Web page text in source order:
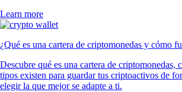
Learn more
¿Qué es una cartera de criptomonedas y cómo
Descubre qué es una cartera de criptomonedas,
tipos existen para guardar tus criptoactivos de
elegir la que mejor se adapte a ti.